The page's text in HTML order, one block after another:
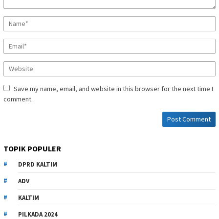
Save my name, email, and website in this browser for the next time I
comment.
TOPIK POPULER
DPRD KALTIM
ADV
KALTIM
PILKADA 2024